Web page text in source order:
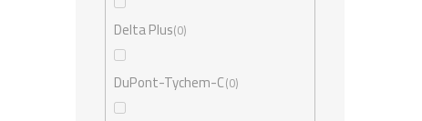
Delta Plus 0
DuPont-Tychem-C 0